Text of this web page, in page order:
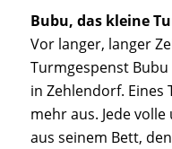
Bubu, das kleine
Vor langer, langer
Turmgespenst Bubu
in Zehlendorf. Eines
mehr aus. Jede
aus seinem Bett,